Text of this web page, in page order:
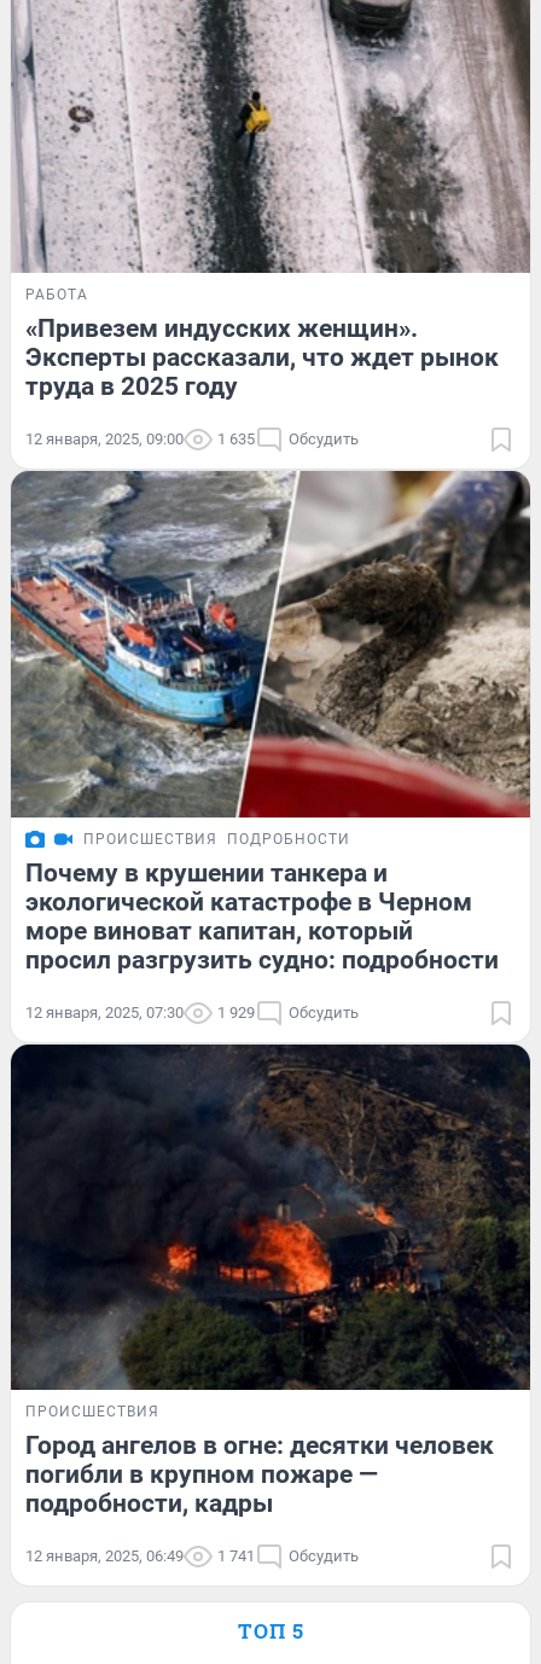
РАБОТА
«Привезем индусских женщин».
Эксперты рассказали, что ждет рынок
труда в 2025 году
12 января, 2025, 09:00 1 635 Обсудить
ПРОИСШЕСТВИЯ ПОДРОБНОСТИ
Почему в крушении танкера и
экологической катастрофе в Черном
море виноват капитан, который
просил разгрузить судно: подробности
12 января, 2025, 07:30 1 929 Обсудить
ПРОИСШЕСТВИЯ
Город ангелов в огне: десятки человек
погибли в крупном пожаре —
подробности, кадры
12 января, 2025, 06:49 1 741 Обсудить
ТОП 5